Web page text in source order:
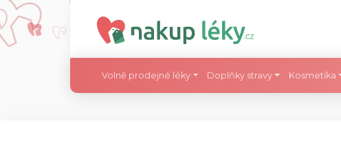
Volně prodejné léky Doplňky stravy Kosmetika